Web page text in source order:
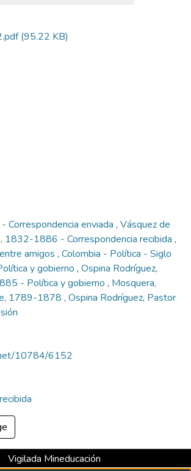
(95.22 KB)
Correspondencia enviada , Vásquez de
1832-1886 - Correspondencia recibida ,
amigos , Colombia - Política - Siglo
y gobierno , Ospina Rodríguez,
- Política y gobierno , Mosquera,
1789-1878 , Ospina Rodríguez, Pastor
10784/6152
Vigilada Mineducación